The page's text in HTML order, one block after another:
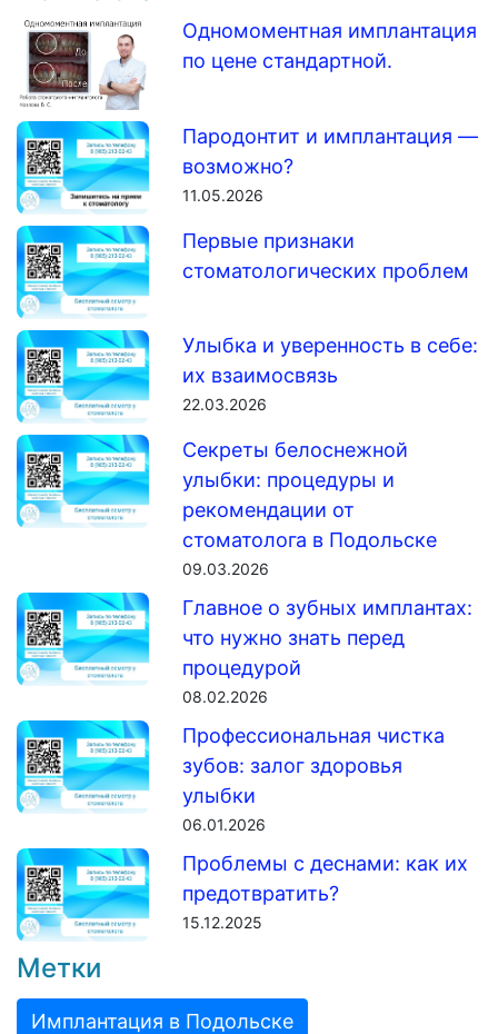
Одномоментная имплантация
по цене стандартной.
Пародонтит и имплантация —
возможно?
11.05.2026
Первые признаки
стоматологических проблем
Улыбка и уверенность в себе:
их взаимосвязь
22.03.2026
Секреты белоснежной
улыбки: процедуры и
рекомендации от
стоматолога в Подольске
09.03.2026
Главное о зубных имплантах:
что нужно знать перед
процедурой
08.02.2026
Профессиональная чистка
зубов: залог здоровья
улыбки
06.01.2026
Проблемы с деснами: как их
предотвратить?
15.12.2025
Метки
Имплантация в Подольске